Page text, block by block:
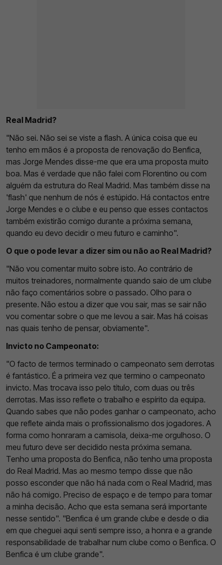
Real Madrid?
"Não sei. Não sei se viste a flash. A única coisa que eu
tenho em mãos é a proposta de renovação do Benfica,
mas Jorge Mendes disse-me que era uma proposta muito
boa. Mas é verdade que não falei com Florentino ou com
alguém da estrutura do Real Madrid. Mas também disse na
'flash' que nenhum de nós é estúpido. Há contactos entre
Jorge Mendes e o clube e eu penso que esses contactos
também existirão comigo durante a próxima semana,
quando eu devo decidir o meu futuro e caminho".
O que o pode levar a dizer sim ou não ao Real Madrid?
"Não vou comentar muito sobre isto. Ao contrário de
muitos treinadores, normalmente quando saio de um clube
não faço comentários sobre o passado. Olho para o
presente. Não estou a dizer que vou sair, mas se sair não
vou comentar sobre o que me levou a sair. Mas há coisas
nas quais tenho de pensar, obviamente".
Invicto no Campeonato:
"O facto de termos terminado o campeonato sem derrotas
é fantástico. É a primeira vez que termino o campeonato
invicto. Mas trocava isso pelo título, com duas ou três
derrotas. Mas isso reflete o trabalho e espírito da equipa.
Quando sabes que não podes ganhar o campeonato, acho
que reflete ainda mais o profissionalismo dos jogadores. A
forma como honraram a camisola, deixa-me orgulhoso. O
meu futuro deve ser decidido nesta próxima semana.
Tenho uma proposta do Benfica, não tenho uma proposta
do Real Madrid. Mas ao mesmo tempo disse que não
posso esconder que não há nada com o Real Madrid, mas
não há comigo. Preciso de espaço e de tempo para tomar
a minha decisão. Acho que esta semana será importante
nesse sentido". "Benfica é um grande clube e desde o dia
em que cheguei aqui senti sempre isso, a honra e a grande
responsabilidade de trabalhar num clube como o Benfica. O
Benfica é um clube grande".